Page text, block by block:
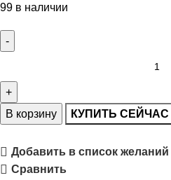
99 в наличии
В корзину КУПИТЬ СЕЙЧАС
Добавить в список желаний
Сравнить